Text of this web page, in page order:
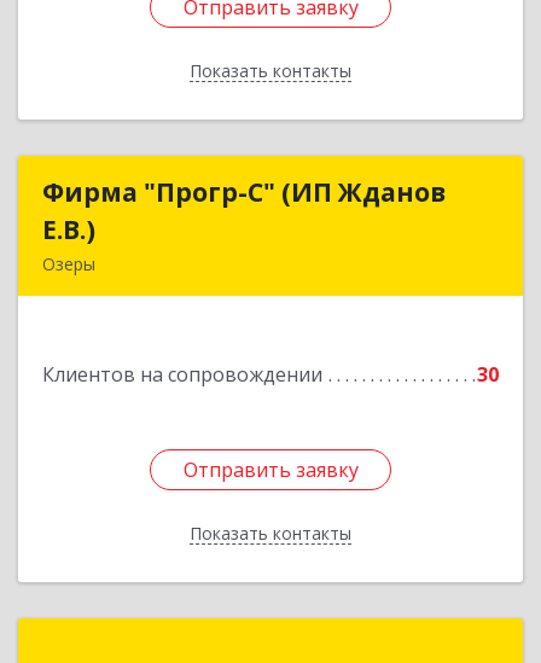
Отправить заявку
Показать контакты
Отправить заявку
Назад
Фирма "Прогр-С" (ИП Жданов
Е.В.)
Озеры
Клиентов на сопровождении 30
Отправить заявку
Показать контакты
Фирма "Прогр-С" (ИП Жданов
Подробнее
Отправить заявку
Назад